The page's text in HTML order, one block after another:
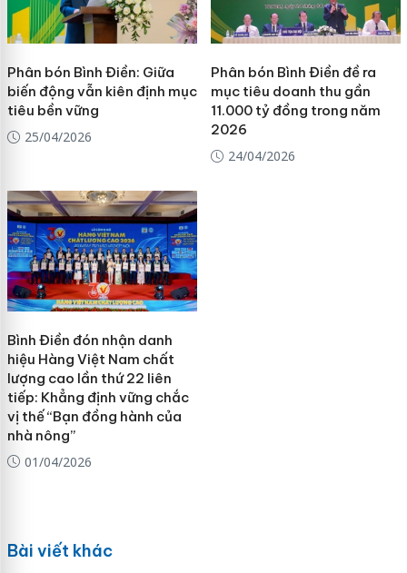
Phân bón Bình Điền: Giữa
biến động vẫn kiên định mục
tiêu bền vững
25/04/2026
Phân bón Bình Điền đề ra
mục tiêu doanh thu gần
11.000 tỷ đồng trong năm
2026
24/04/2026
Bình Điền đón nhận danh
hiệu Hàng Việt Nam chất
lượng cao lần thứ 22 liên
tiếp: Khẳng định vững chắc
vị thế “Bạn đồng hành của
nhà nông”
01/04/2026
Bài viết khác